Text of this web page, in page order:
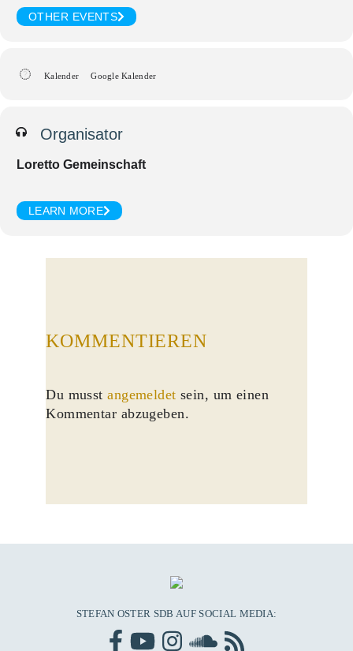
OTHER EVENTS
Kalender Google Kalender
Organisator
Loretto Gemeinschaft
LEARN MORE
KOMMENTIEREN
Du musstangemeldet sein, um einen
Kommentar abzugeben.
STEFAN OSTER SDB AUF SOCIAL MEDIA: